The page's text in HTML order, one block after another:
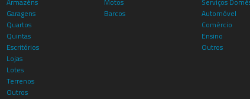
Armazéns
Garagens
Quartos
Quintas
Escritórios
Lojas
Lotes
Terrenos
Outros
Motos
Barcos
Serviços
Automóvel
Comércio
Ensino
Outros